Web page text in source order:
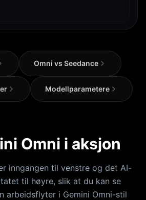
Omni vs Seedance
Modellparametere
Omni i aksjon
inngangen til venstre og det AI-
til høyre, slik at du kan se
arbeidsflyter i Gemini Omni-stil